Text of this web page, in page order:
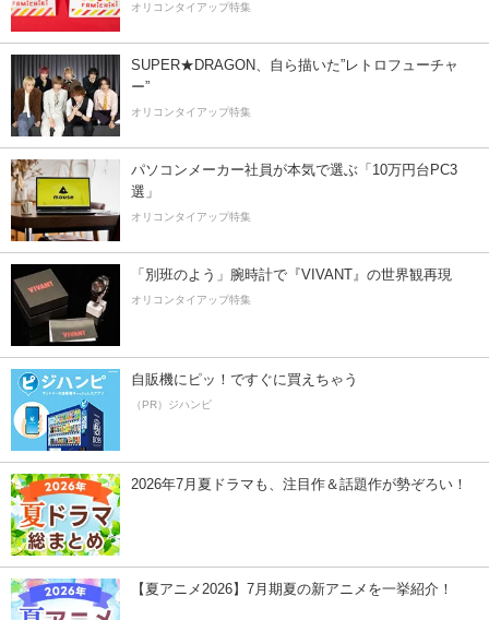
オリコンタイアップ特集
SUPER★DRAGON、自ら描いた”レトロフューチャ
ー”
オリコンタイアップ特集
パソコンメーカー社員が本気で選ぶ「10万円台PC3
選」
オリコンタイアップ特集
「別班のよう」腕時計で『VIVANT』の世界観再現
オリコンタイアップ特集
自販機にピッ！ですぐに買えちゃう
（PR）ジハンピ
2026年7月夏ドラマも、注目作＆話題作が勢ぞろい！
【夏アニメ2026】7月期夏の新アニメを一挙紹介！